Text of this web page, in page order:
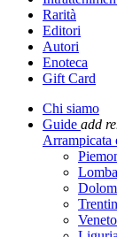
Rarità
Editori
Autori
Enoteca
Gift Card
Chi siamo
Guide add
Arrampicata